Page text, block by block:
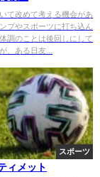
て改めて考える機会があ
プやスポーツに打ち込ん
調のことは後回しにして
、ある日友...
スポーツ
ィメット